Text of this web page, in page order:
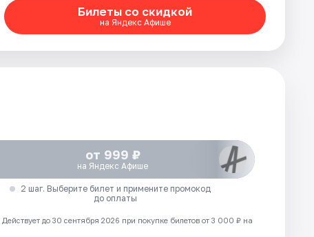
Билеты со скидкой
на Яндекс Афише
от 999 ₽
на Яндекс Афише
2 шаг. Выберите билет и примените промокод
до оплаты
Действует до 30 сентября 2026 при покупке билетов от 3 000 ₽ на